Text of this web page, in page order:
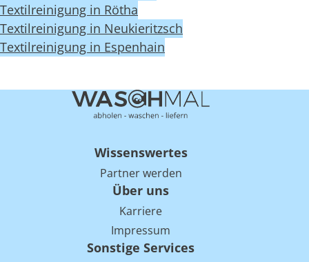
Textilreinigung in Rötha
Textilreinigung in Neukieritzsch
Textilreinigung in Espenhain
Wissenswertes
Partner werden
Über uns
Karriere
Impressum
Sonstige Services